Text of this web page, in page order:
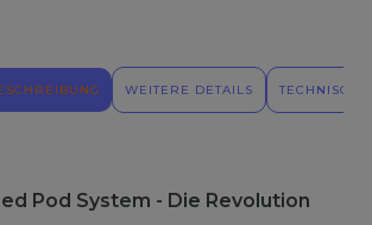
WEITERE DETAILS
Pod System - Die Revolution